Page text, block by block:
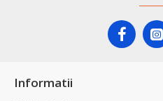
Informatii